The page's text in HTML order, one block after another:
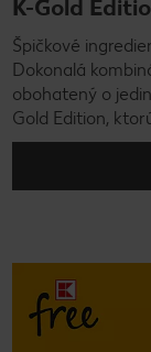
K-Gold
Špičkové
Dokonalá
obohatený o
Gold Edition,